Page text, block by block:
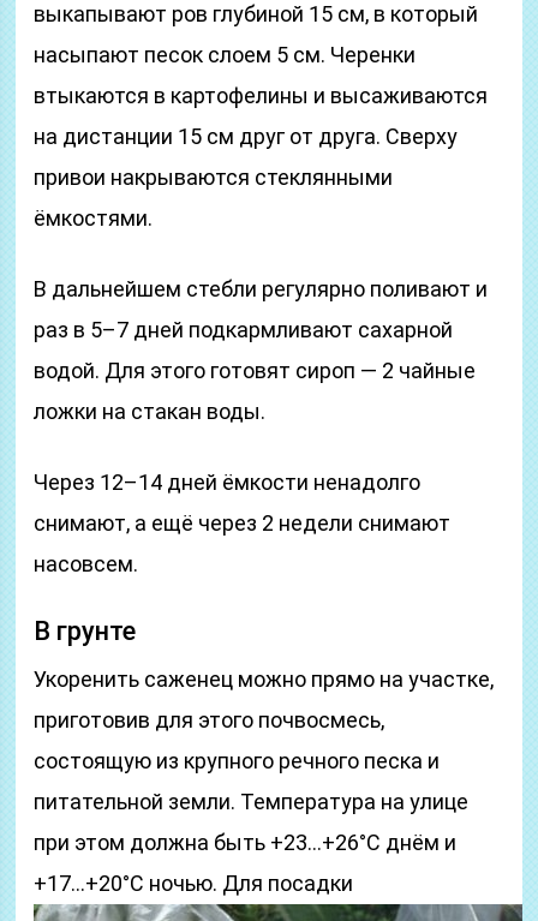
выкапывают ров глубиной 15 см, в который
насыпают песок слоем 5 см. Черенки
втыкаются в картофелины и высаживаются
на дистанции 15 см друг от друга. Сверху
привои накрываются стеклянными
ёмкостями.
В дальнейшем стебли регулярно поливают и
раз в 5–7 дней подкармливают сахарной
водой. Для этого готовят сироп — 2 чайные
ложки на стакан воды.
Через 12–14 дней ёмкости ненадолго
снимают, а ещё через 2 недели снимают
насовсем.
В грунте
Укоренить саженец можно прямо на участке,
приготовив для этого почвосмесь,
состоящую из крупного речного песка и
питательной земли. Температура на улице
при этом должна быть +23…+26°C днём и
+17…+20°C ночью. Для посадки